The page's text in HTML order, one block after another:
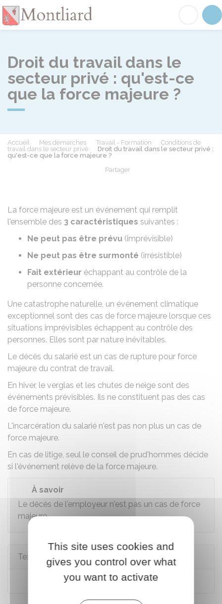
Droit du travail dans le
secteur privé : qu'est-ce
que la force majeure ?
Accueil Mes démarches Travail - Formation
Conditions de
travail dans le secteur privé
Droit du travail dans le secteur privé :
qu'est-ce que la force majeure ?
Partager
La force majeure est un événement qui remplit
l'ensemble des 3 caractéristiques suivantes :
Ne peut pas être prévu (imprévisible)
Ne peut pas être surmonté (irrésistible)
Fait extérieur échappant au contrôle de la
personne concernée.
Une catastrophe naturelle, un événement climatique
exceptionnel sont des cas de force majeure lorsque ces
situations imprévisibles échappent au contrôle des
personnes. Elles sont par nature inévitables.
Le décès du salarié est un cas de rupture pour force
majeure du contrat de travail.
En hiver, le verglas et les chutes de neige sont des
événements prévisibles. Ils ne constituent pas des cas
de force majeure.
L'incarcération du salarié n'est pas non plus un cas de
force majeure.
En cas de litige, seul le conseil de prud'hommes décide
si l'événement relève de la force majeure.
À savoir
Le décès de l'employeur n'est pas un cas de force
majeure.
Textes de référence
Code civil : articles 1217 et 1218
This site uses cookies and
gives you control over what
you want to activate